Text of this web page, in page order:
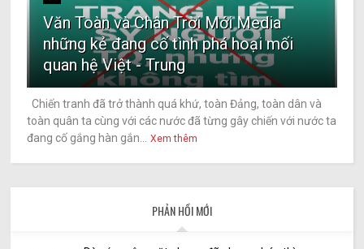
Văn Toàn và Chân Trời Mới Media
những kẻ đang cố tình phá hoại mối
quan hệ Việt - Trung
Chiến tranh đã trở thành quá khứ, toàn Đảng, toàn dân và
toàn quân ta cùng với các nước đã từng gây chiến với nước ta
đang cố gắng hàn gắn...
Xem thêm
PHẢN HỒI MỚI